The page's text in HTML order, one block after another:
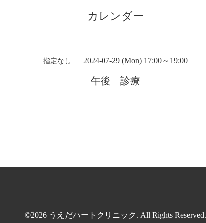
カレンダー
指定なし 2024-07-29 (Mon) 17:00～19:00
午後 診療
©2026 うえだハートクリニック . All Rights Reserved.